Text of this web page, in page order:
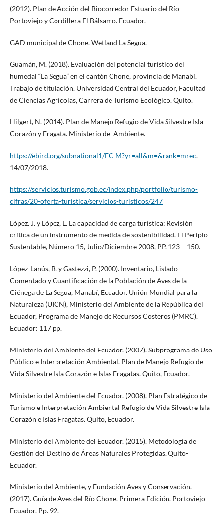
(2012). Plan de Acción del Biocorredor Estuario del Río
Portoviejo y Cordillera El Bálsamo. Ecuador.
GAD municipal de Chone. Wetland La Segua.
Guamán, M. (2018). Evaluación del potencial turístico del
humedal “La Segua” en el cantón Chone, provincia de Manabí.
Trabajo de titulación. Universidad Central del Ecuador, Facultad
de Ciencias Agrícolas, Carrera de Turismo Ecológico. Quito.
Hilgert, N. (2014). Plan de Manejo Refugio de Vida Silvestre Isla
Corazón y Fragata. Ministerio del Ambiente.
https://ebird.org/subnational1/EC-M?yr=all&m=&rank=mrec.
14/07/2018.
https://servicios.turismo.gob.ec/index.php/portfolio/turismo-
cifras/20-oferta-turistica/servicios-turisticos/247
López. J. y López, L. La capacidad de carga turística: Revisión
crítica de un instrumento de medida de sostenibilidad. El Periplo
Sustentable, Número 15, Julio/Diciembre 2008, PP. 123 – 150.
López-Lanús, B. y Gastezzi, P. (2000). Inventario, Listado
Comentado y Cuantificación de la Población de Aves de la
Ciénega de La Segua, Manabí, Ecuador. Unión Mundial para la
Naturaleza (UICN), Ministerio del Ambiente de la República del
Ecuador, Programa de Manejo de Recursos Costeros (PMRC).
Ecuador: 117 pp.
Ministerio del Ambiente del Ecuador. (2007). Subprograma de Uso
Público e Interpretación Ambiental. Plan de Manejo Refugio de
Vida Silvestre Isla Corazón e Islas Fragatas. Quito, Ecuador.
Ministerio del Ambiente del Ecuador. (2008). Plan Estratégico de
Turismo e Interpretación Ambiental Refugio de Vida Silvestre Isla
Corazón e Islas Fragatas. Quito, Ecuador.
Ministerio del Ambiente del Ecuador. (2015). Metodología de
Gestión del Destino de Áreas Naturales Protegidas. Quito-
Ecuador.
Ministerio del Ambiente, y Fundación Aves y Conservación.
(2017). Guía de Aves del Río Chone. Primera Edición. Portoviejo-
Ecuador. Pp. 92.